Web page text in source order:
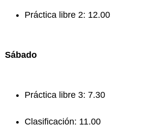
Práctica libre 2: 12.00
Sábado
Práctica libre 3: 7.30
Clasificación: 11.00